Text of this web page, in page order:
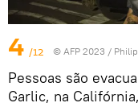
4 /12 © AFP 2023 /
Pessoas são
Garlic, na